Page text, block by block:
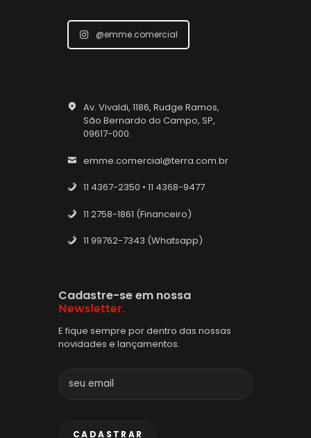
@emme.comercial
Av. Vivaldi, 1186, Rudge Ramos,
São Bernardo do Campo, SP,
09617-000.
emme.comercial@terra.com.br
11 4367-2350 • 11 4368-9477
11 2758-1861 (Financeiro)
11 99762-7343 (Whatsapp)
Cadastre-se em nossa
Newsletter.
E fique sempre por dentro das nossas
novidades e lançamentos.